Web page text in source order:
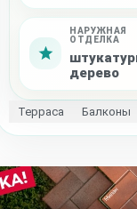
НАРУЖНАЯ
ОТДЕЛКА
дерево
Терраса Балконы